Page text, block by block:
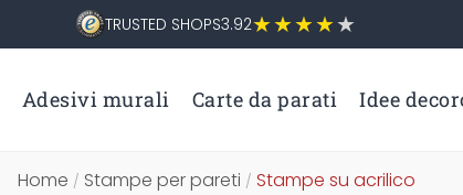
TRUSTED SHOPS3.92
Adesivi murali Carte da parati Idee
Home / Stampe per pareti / Stampe su acrilico